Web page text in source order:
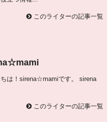
このライターの記事一覧
は！sirena☆mamiです。 sirena
このライターの記事一覧